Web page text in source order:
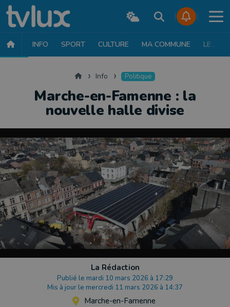
INFO SPORT CULTURE MA COMMUNE LE JT
AccueilInfo Politique
Marche-en-Famenne : la
nouvelle halle divise
La Rédaction
Publié le mardi 10 mars 2026 à 17:29
Mis à jour le mercredi 11 mars 2026 à 14:37
Marche-en-Famenne